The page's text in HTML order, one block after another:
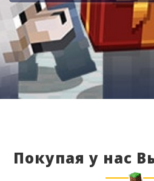
Покупая у нас